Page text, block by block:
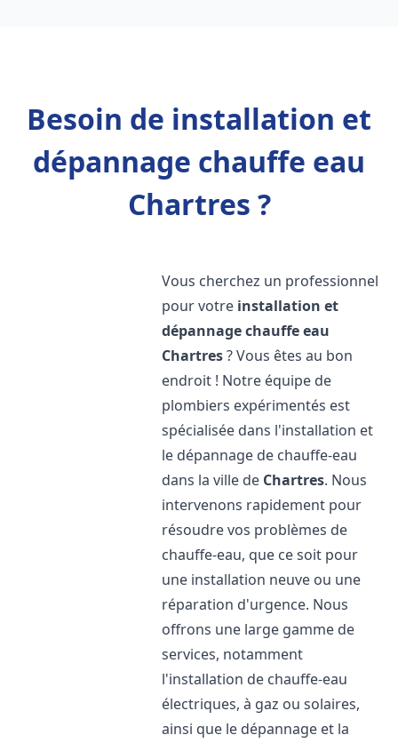
Besoin de installation et
dépannage chauffe eau
Chartres ?
Vous cherchez un professionnel
pour votre installation et
dépannage chauffe eau
Chartres? Vous êtes au bon
endroit ! Notre équipe de
plombiers expérimentés est
spécialisée dans l'installation et
le dépannage de chauffe-eau
dans la ville de Chartres. Nous
intervenons rapidement pour
résoudre vos problèmes de
chauffe-eau, que ce soit pour
une installation neuve ou une
réparation d'urgence. Nous
offrons une large gamme de
services, notamment
l'installation de chauffe-eau
électriques, à gaz ou solaires,
ainsi que le dépannage et la